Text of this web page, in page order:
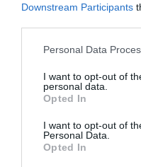
Downstream Participants
Personal Data
I want to opt-out of
personal data.
Opted In
I want to opt-out of
Personal Data.
Opted In
Στις 14
οριστικά οι
και Πύλο
Του Ηλία
Ιανουαρίου
Κυπαρισσία και Πύλο